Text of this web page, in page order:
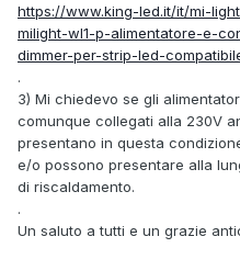
https://www.king-led.it/it/mi-
milight-wl1-p-alimentatore-e-
dimmer-per-strip-led-
.
3) Mi chiedevo se gli
comunque collegati alla 230V
presentano in questa
e/o possono presentare alla
di riscaldamento.
.
Un saluto a tutti e un grazie